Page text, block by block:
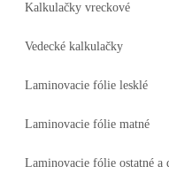
Kalkulačky vreckové
Vedecké kalkulačky
Laminovacie fólie lesklé
Laminovacie fólie matné
Laminovacie fólie ostatné a